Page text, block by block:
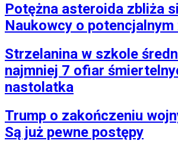
Potężna asteroida zbliża
Naukowcy o
Strzelanina w szkole
najmniej 7 ofiar
nastolatka
Trump o zakończeniu
Są już pewne postępy